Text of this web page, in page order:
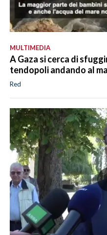
MULTIMEDIA
A Gaza si cerca di
tendopoli andando al
Red